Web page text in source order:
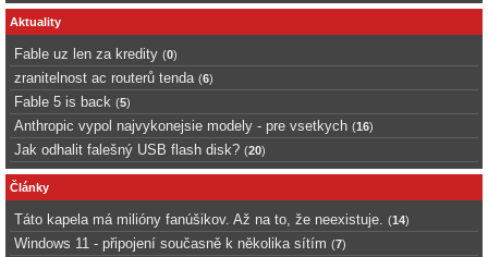
Aktuality
Fable uz len za kredity (0)
zranitelnost ac routerů tenda (6)
Fable 5 is back (5)
Anthropic vypol najvykonejsie modely - pre vsetkych (16)
Jak odhalit falešný USB flash disk? (20)
Články
Táto kapela má milióny fanúšikov. Až na to, že neexistuje. (14)
Windows 11 - připojení současně k několika sítím (7)